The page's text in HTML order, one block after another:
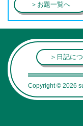
＞お題一覧へ
＞日記に
Copyright © 2026